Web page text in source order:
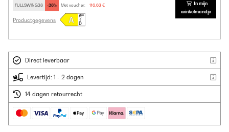
FULLSWING28 -28% Met voucher: 116,63 €
Productgegevens
In mijn
winkelmandje
Direct leverbaar
Levertijd: 1 - 2 dagen
14 dagen retourrecht